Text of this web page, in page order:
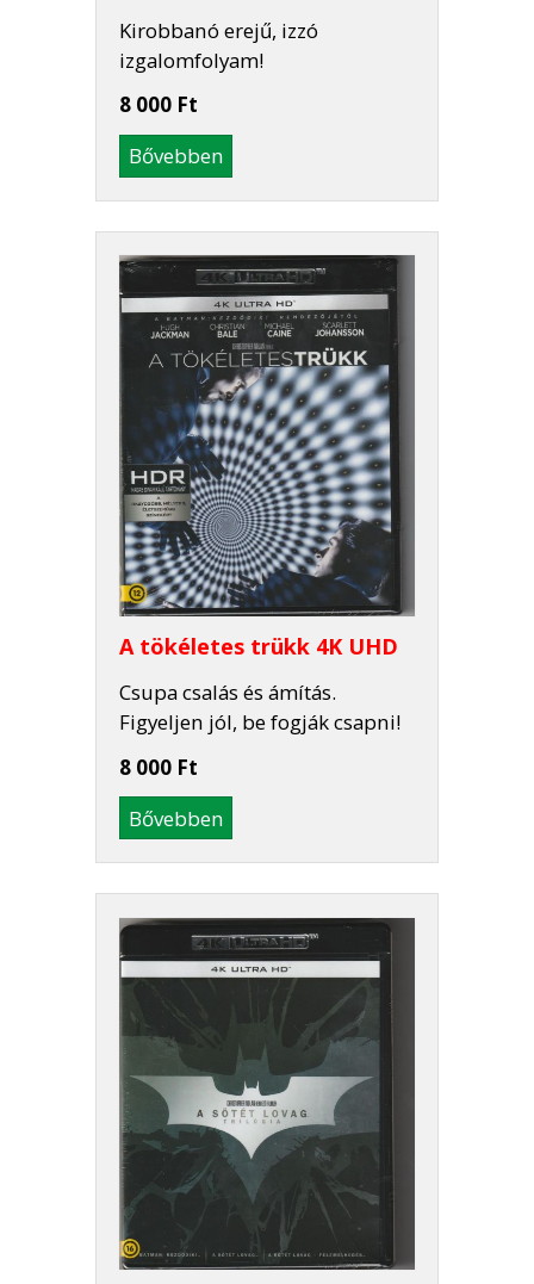
Kirobbanó erejű, izzó
izgalomfolyam!
8 000 Ft
Bővebben
A tökéletes trükk 4K UHD
Csupa csalás és ámítás.
Figyeljen jól, be fogják csapni!
8 000 Ft
Bővebben